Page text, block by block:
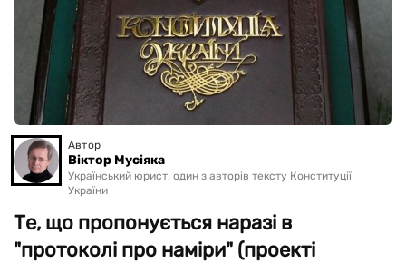
Автор
Віктор Мусіяка
Український юрист, один з авторів тексту Конституції
України
Те, що пропонується наразі в
"протоколі про наміри" (проекті